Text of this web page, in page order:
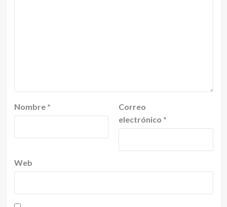
Nombre *
Correo
electrónico *
Web